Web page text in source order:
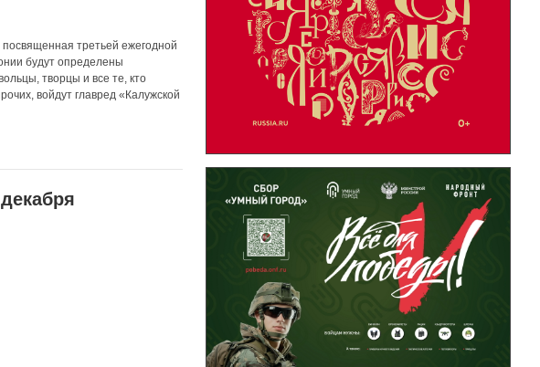
третьей ежегодной
будут определены
творцы и все те, кто
войдут главред «Калужской